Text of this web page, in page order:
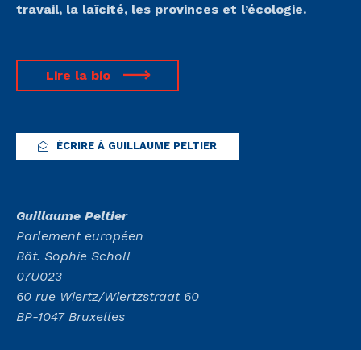
travail, la laïcité, les provinces et l’écologie.
Lire la bio
ÉCRIRE À GUILLAUME PELTIER
Guillaume Peltier
Parlement européen
Bât. Sophie Scholl
07U023
60 rue Wiertz/Wiertzstraat 60
BP-1047 Bruxelles